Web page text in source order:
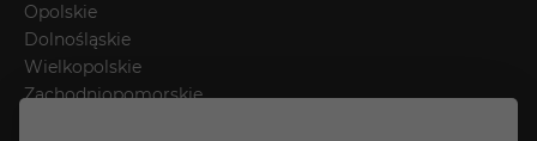
Opolskie
Dolnośląskie
Wielkopolskie
Zachodniopomorskie